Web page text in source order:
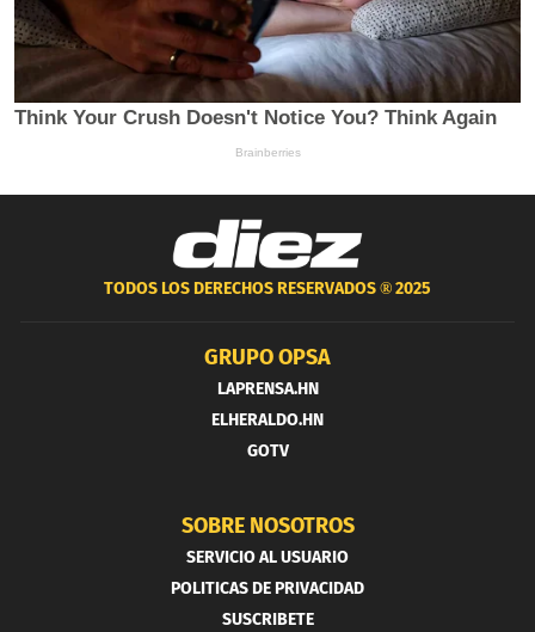
TODOS LOS DERECHOS RESERVADOS ®2025
GRUPO OPSA
LAPRENSA.HN
ELHERALDO.HN
GOTV
SOBRE NOSOTROS
SERVICIO AL USUARIO
POLITICAS DE PRIVACIDAD
SUSCRIBETE